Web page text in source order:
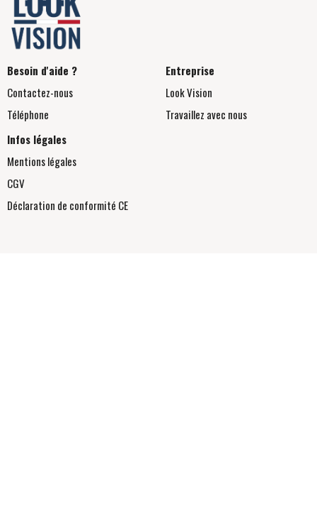
Besoin d'aide ?
Contactez-nous
Téléphone
Entreprise
Look Vision
Travaillez avec nous
Infos légales
Mentions légales
CGV
Déclaration de conformité CE